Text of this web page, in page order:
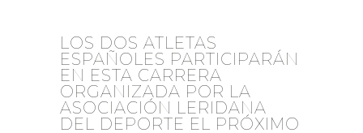
LOS DOS ATLETAS
ESPAÑOLES PARTICIPARÁN
EN ESTA CARRERA
ORGANIZADA POR LA
ASOCIACIÓN LERIDANA
DEL DEPORTE EL PRÓXIMO